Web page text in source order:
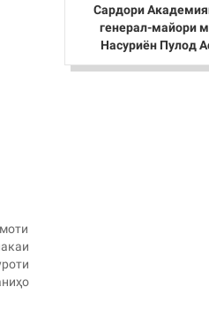
Сардори
генерал-майори
Насуриён Пулод